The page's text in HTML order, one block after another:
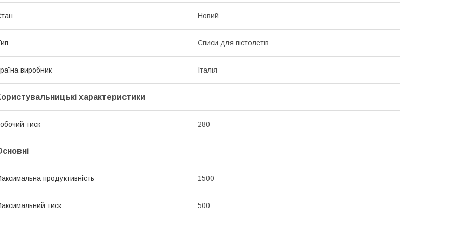
Новий
Списи для пістолетів
виробник Італія
характеристики
тиск 280
продуктивність 1500
тиск 500